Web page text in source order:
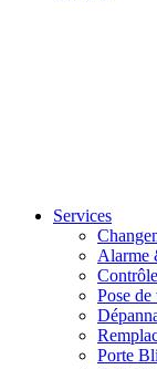
Services
Alarme
Pose
Porte